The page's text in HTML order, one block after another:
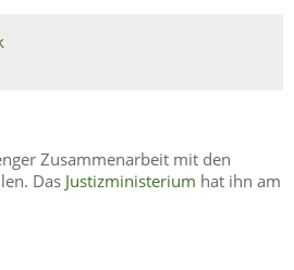
Zusammenarbeit mit den
Das Justizministerium hat ihn am